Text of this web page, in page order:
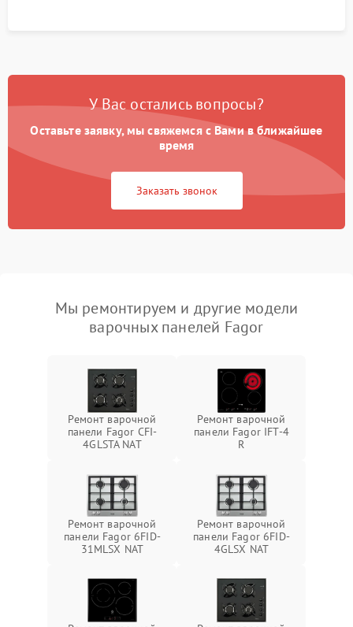
У Вас остались вопросы?
Оставьте заявку, мы свяжемся с Вами в ближайшее
время
Заказать звонок
Мы ремонтируем и другие модели
варочных панелей Fagor
Ремонт варочной
панели Fagor CFI-
4GLSTA NAT
Ремонт варочной
панели Fagor IFT-4
R
Ремонт варочной
панели Fagor 6FID-
31MLSX NAT
Ремонт варочной
панели Fagor 6FID-
4GLSX NAT